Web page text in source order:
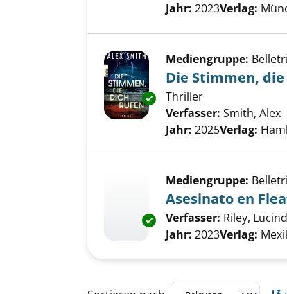
Jahr: 2023Verlag:
Exemplar-Details von Die
Mediengruppe:
Die Stimmen,
Thriller
Verfasser: Smith, Alex
Jahr: 2025Verlag:
Exemplar-Details von
Mediengruppe:
Asesinato en
Verfasser: Riley,
Jahr: 2023Verlag:
Zu den Suchfiltern springen